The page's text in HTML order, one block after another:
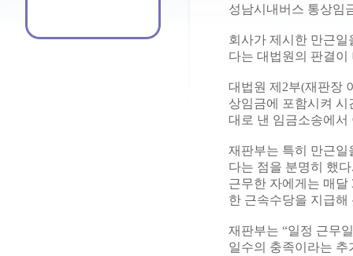
성남시내버스 통상임
회사가 제시한 만근
다는 대법원의 판결이
대법원 제2부(재판장
상임금에 포함시켜
대로 낸 임금소송에서
재판부는 특히 만근
다는 점을 분명히 했
근무한 자에게는 매달
한 근속수당을 지급해
재판부는 “일정 근무
일수의 충족이라는